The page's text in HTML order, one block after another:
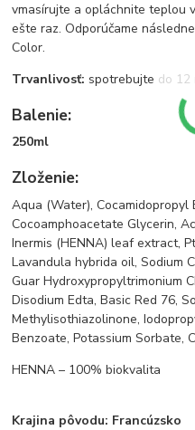
vmasírujte a opláchnite teplou
ešte raz. Odporúčame
Color.
Trvanlivosť: spotrebujte do 12
Balenie:
250ml
Zloženie:
Aqua (Water), Cocamidopropyl
Cocoamphoacetate Glycerin,
Inermis (HENNA) leaf extract,
Lavandula hybrida oil, Sodium
Guar Hydroxypropyltrimonium
Disodium Edta, Basic Red 76,
Methylisothiazolinone,
Benzoate, Potassium Sorbate,
HENNA – 100% biokvalita
Krajina pôvodu: Francúzsko